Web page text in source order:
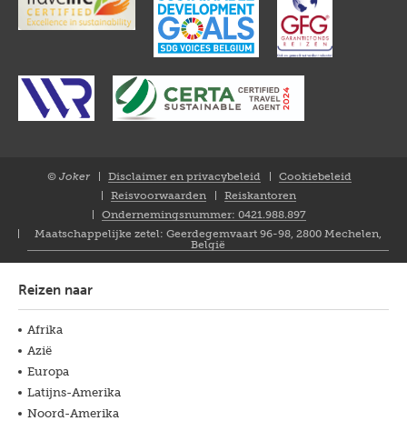
© Joker
Disclaimer en privacybeleid
Cookiebeleid
Reisvoorwaarden
Reiskantoren
Ondernemingsnummer: 0421.988.897
Maatschappelijke zetel: Geerdegemvaart 96-98, 2800 Mechelen,
België
Reizen naar
Afrika
Azië
Europa
Latijns-Amerika
Noord-Amerika